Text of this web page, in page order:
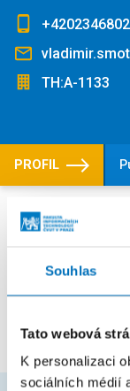
Souhlas
Tato webová
K personalizaci
sociálních médií
TH:A-1133
PROFIL
zaměstnanec